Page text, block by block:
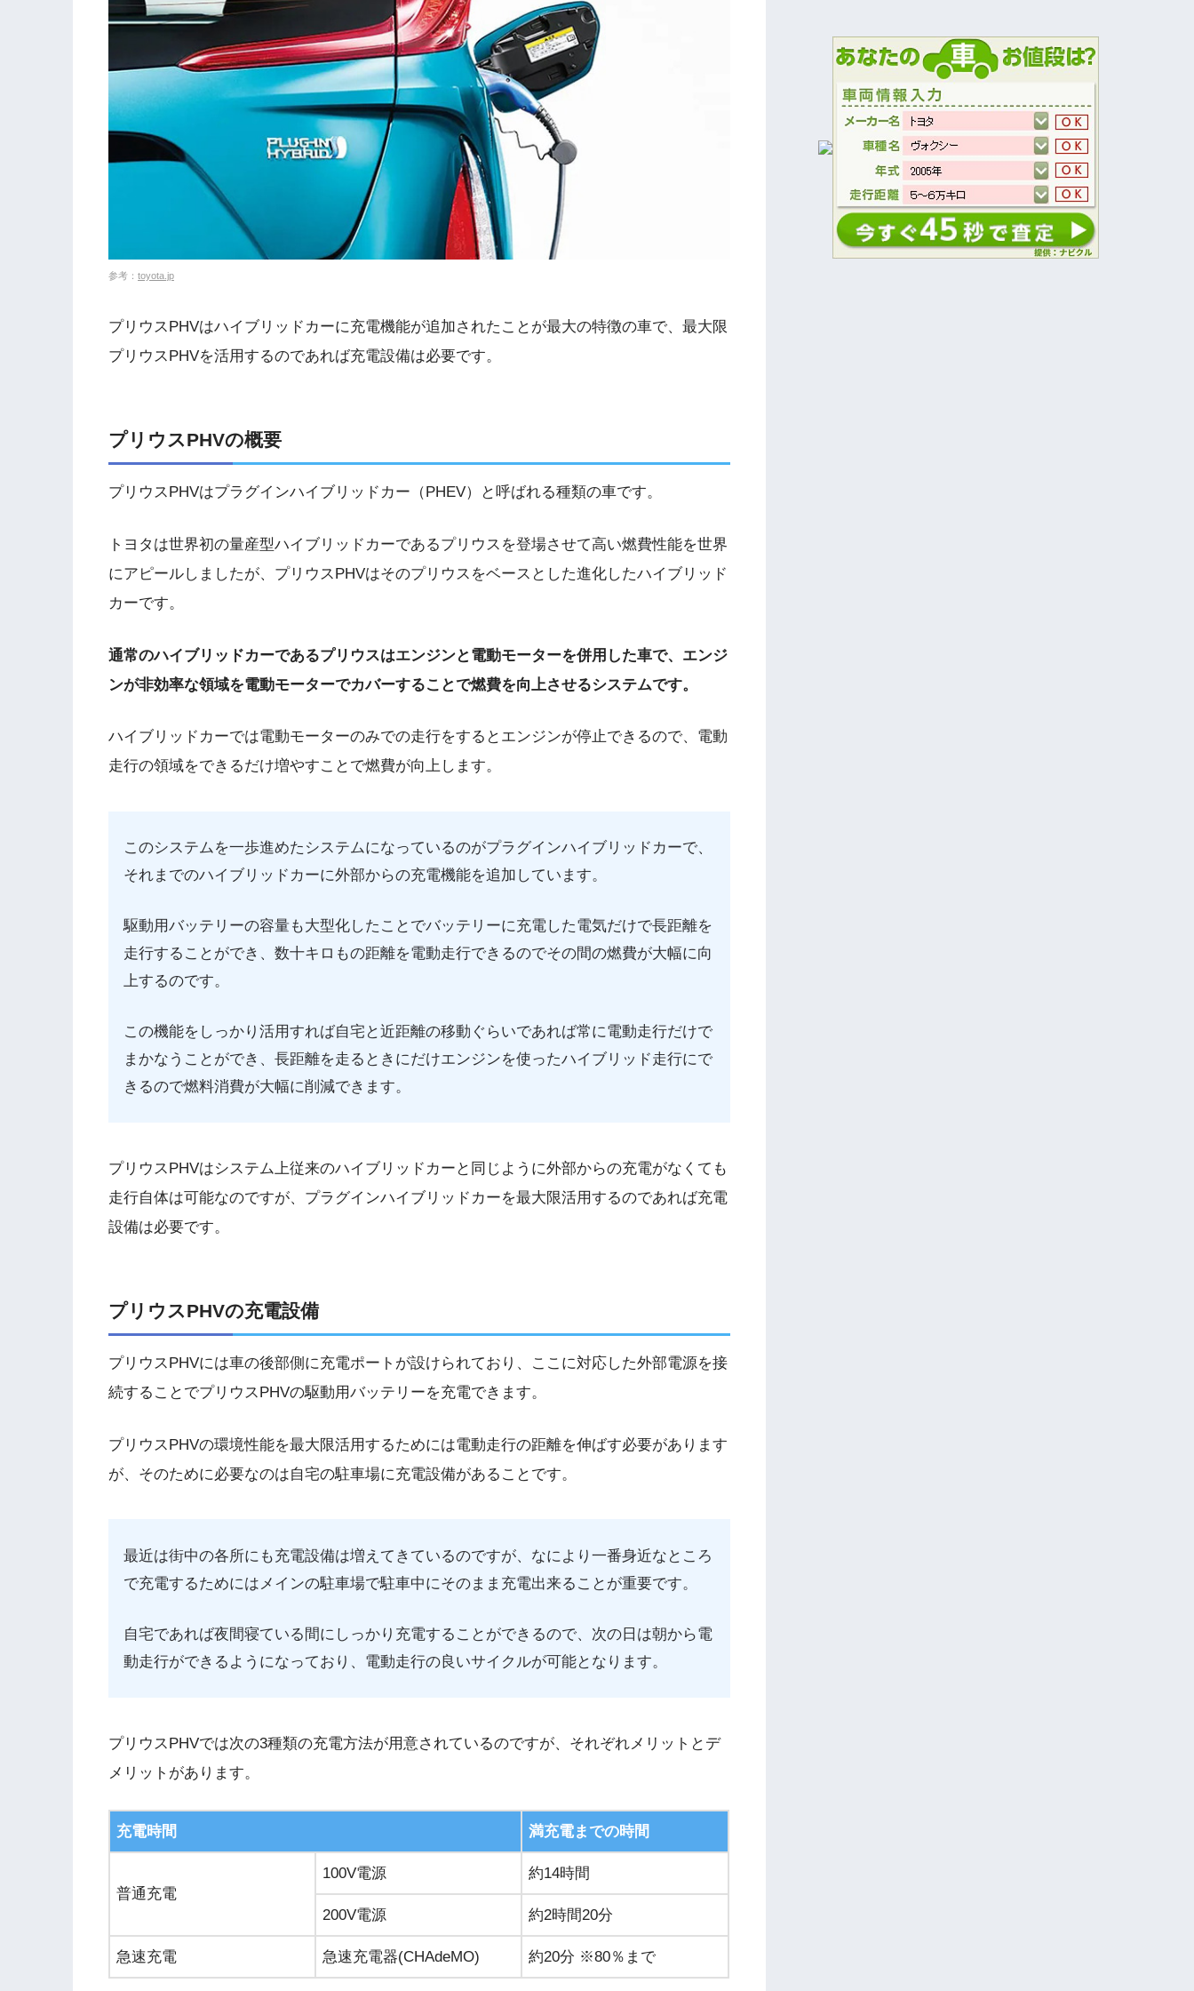
参考： toyota.jp
プリウスPHVはハイブリッドカーに充電機能が追加されたことが最大の特徴の車で、最大限
プリウスPHVを活用するのであれば充電設備は必要です。
プリウスPHVの概要
プリウスPHVはプラグインハイブリッドカー（PHEV）と呼ばれる種類の車です。
トヨタは世界初の量産型ハイブリッドカーであるプリウスを登場させて高い燃費性能を世界
にアピールしましたが、プリウスPHVはそのプリウスをベースとした進化したハイブリッド
カーです。
通常のハイブリッドカーであるプリウスはエンジンと電動モーターを併用した車で、エンジ
ンが非効率な領域を電動モーターでカバーすることで燃費を向上させるシステムです。
ハイブリッドカーでは電動モーターのみでの走行をするとエンジンが停止できるので、電動
走行の領域をできるだけ増やすことで燃費が向上します。
このシステムを一歩進めたシステムになっているのがプラグインハイブリッドカーで、
それまでのハイブリッドカーに外部からの充電機能を追加しています。
駆動用バッテリーの容量も大型化したことでバッテリーに充電した電気だけで長距離を
走行することができ、数十キロもの距離を電動走行できるのでその間の燃費が大幅に向
上するのです。
この機能をしっかり活用すれば自宅と近距離の移動ぐらいであれば常に電動走行だけで
まかなうことができ、長距離を走るときにだけエンジンを使ったハイブリッド走行にで
きるので燃料消費が大幅に削減できます。
プリウスPHVはシステム上従来のハイブリッドカーと同じように外部からの充電がなくても
走行自体は可能なのですが、プラグインハイブリッドカーを最大限活用するのであれば充電
設備は必要です。
プリウスPHVの充電設備
プリウスPHVには車の後部側に充電ポートが設けられており、ここに対応した外部電源を接
続することでプリウスPHVの駆動用バッテリーを充電できます。
プリウスPHVの環境性能を最大限活用するためには電動走行の距離を伸ばす必要があります
が、そのために必要なのは自宅の駐車場に充電設備があることです。
最近は街中の各所にも充電設備は増えてきているのですが、なにより一番身近なところ
で充電するためにはメインの駐車場で駐車中にそのまま充電出来ることが重要です。
自宅であれば夜間寝ている間にしっかり充電することができるので、次の日は朝から電
動走行ができるようになっており、電動走行の良いサイクルが可能となります。
プリウスPHVでは次の3種類の充電方法が用意されているのですが、それぞれメリットとデ
メリットがあります。
充電時間 満充電までの時間
普通充電
100V電源 約14時間
200V電源 約2時間20分
急速充電 急速充電器(CHAdeMO) 約20分 ※80％まで